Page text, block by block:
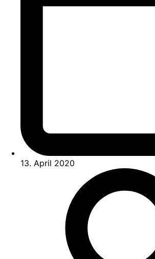
13. April 2020